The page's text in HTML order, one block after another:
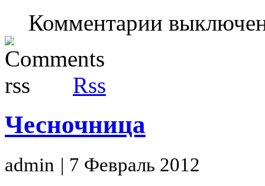
Комментарии
Rss
Чесночница
admin | 7 Февраль 2012